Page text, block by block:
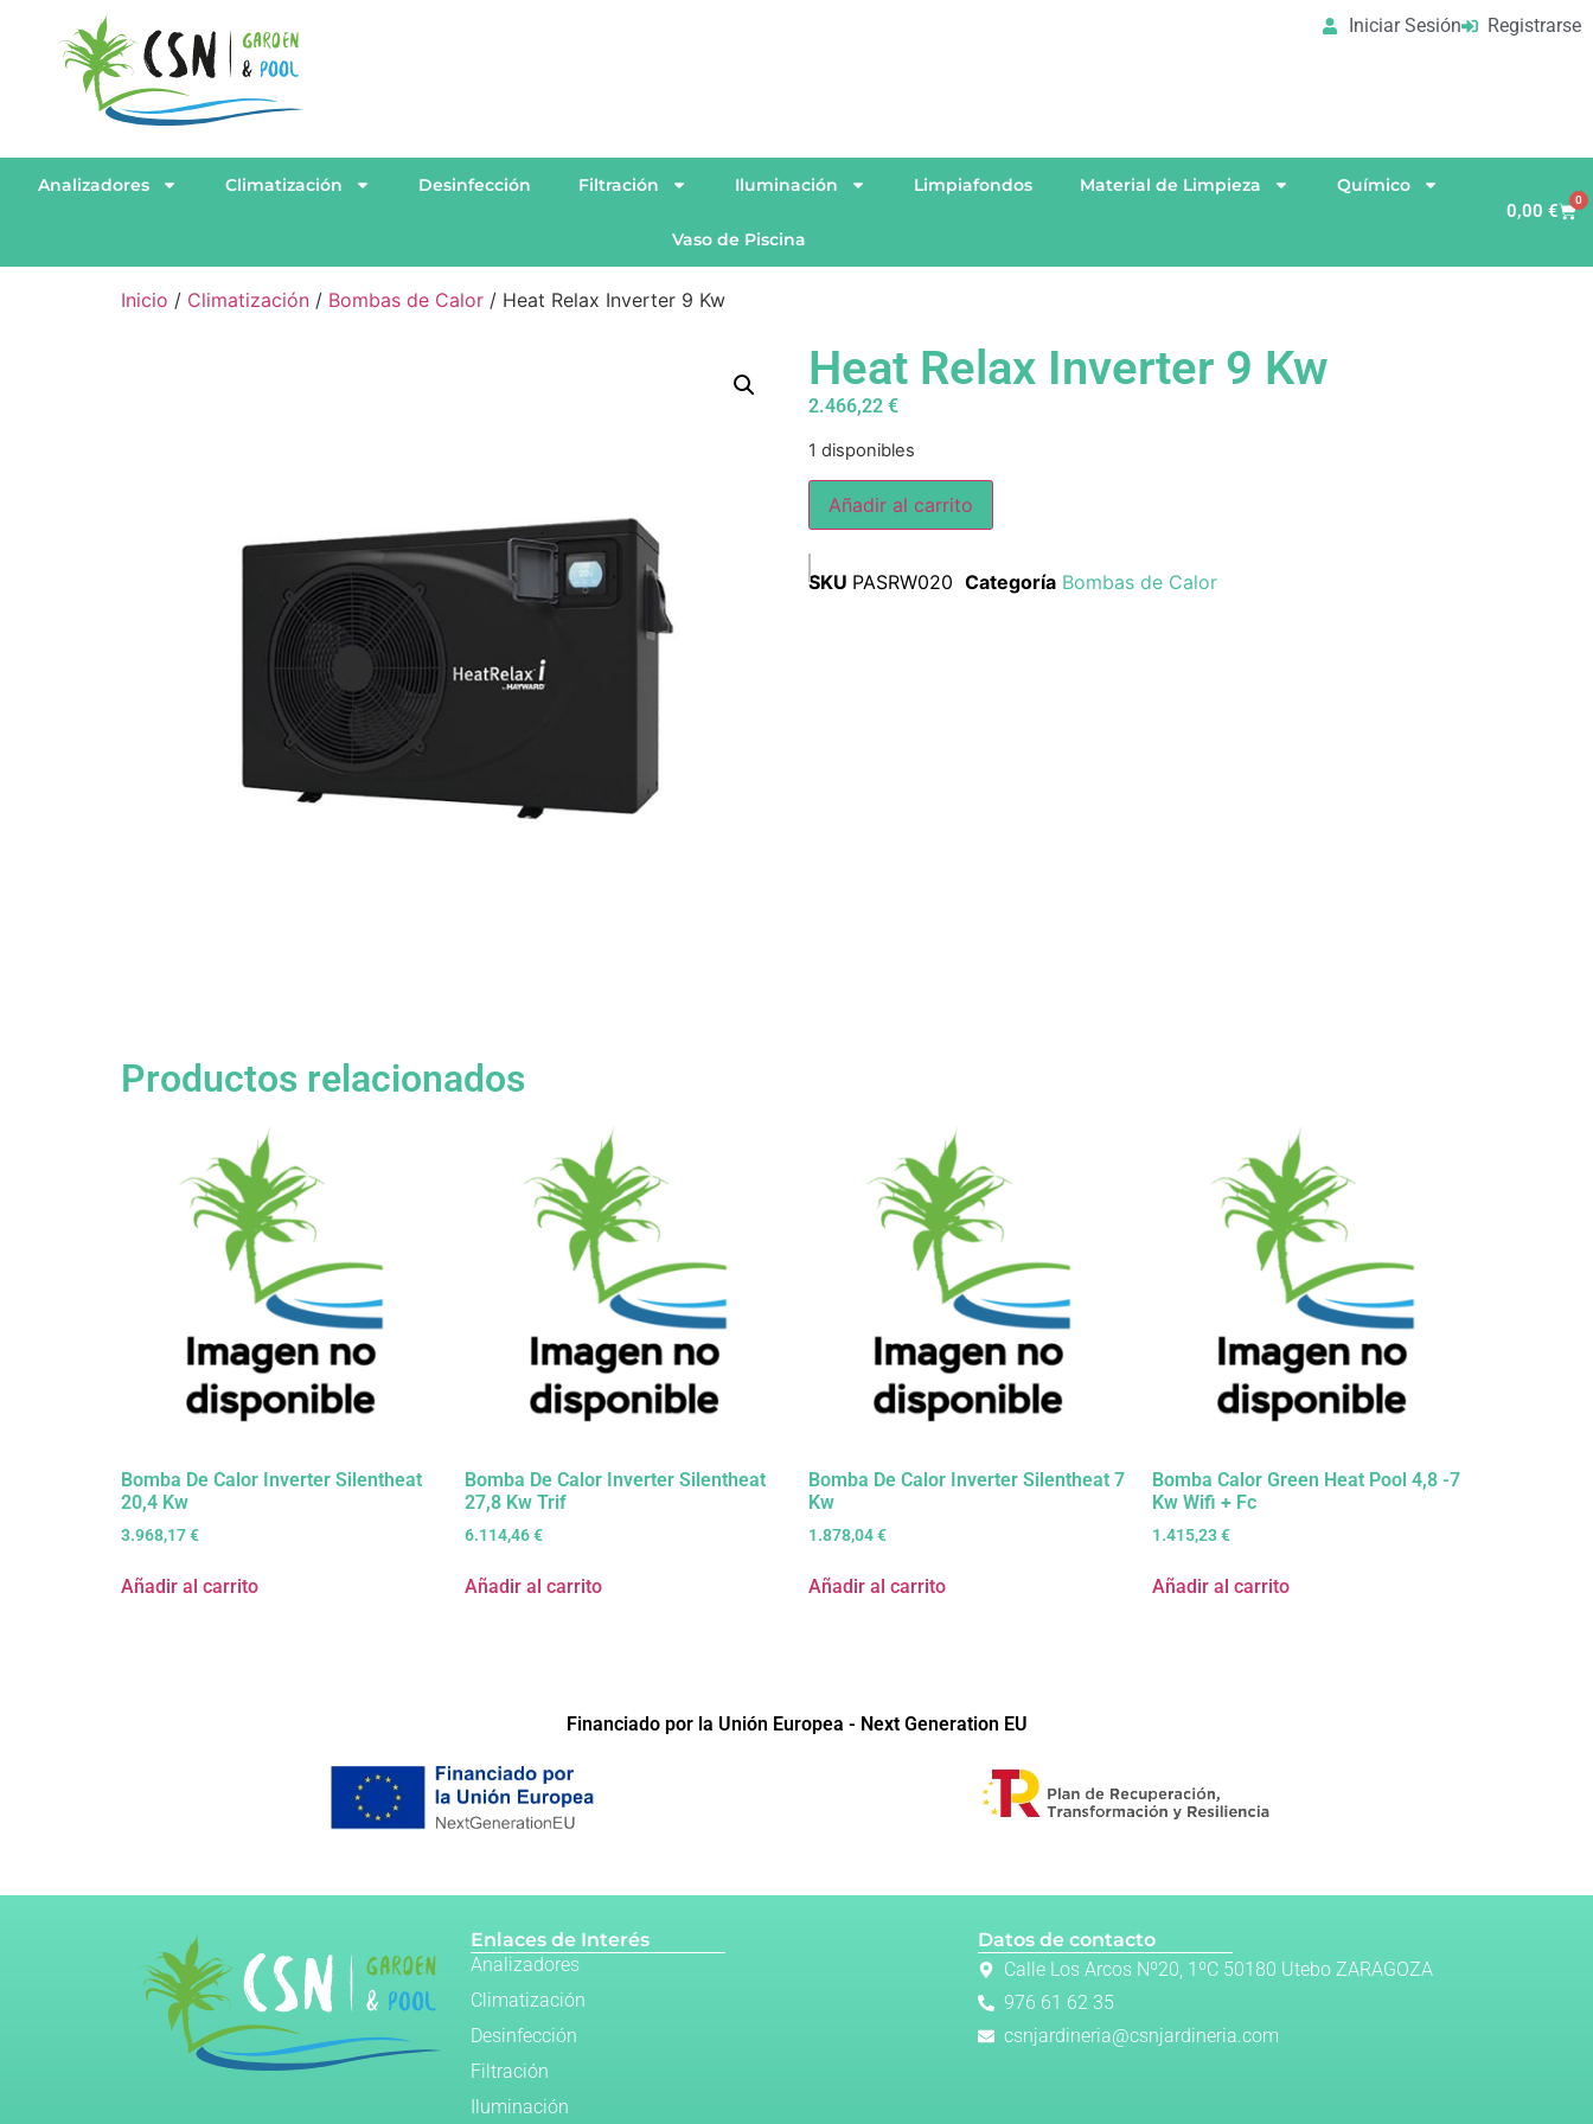
Iniciar Sesión Registrarse
Analizadores Climatización Desinfección Filtración Iluminación Limpiafondos Material de Limpieza Químico
Vaso de Piscina
0,00 €
0
Inicio / Climatización / Bombas de Calor / Heat Relax Inverter 9 Kw
Heat Relax Inverter 9 Kw
2.466,22 €
1 disponibles
Añadir al carrito
SKU PASRW020 Categoría Bombas de Calor
Productos relacionados
Bomba De Calor Inverter Silentheat
20,4 Kw
3.968,17€
Añadir al carrito
Bomba De Calor Inverter Silentheat
27,8 Kw Trif
6.114,46€
Añadir al carrito
Bomba De Calor Inverter Silentheat 7
Kw
1.878,04€
Añadir al carrito
Bomba Calor Green Heat Pool 4,8 -7
Kw Wifi + Fc
1.415,23€
Añadir al carrito
Financiado por la Unión Europea - Next Generation EU
Enlaces de Interés
Analizadores
Climatización
Desinfección
Filtración
Iluminación
Datos de contacto
Calle Los Arcos Nº20, 1ºC 50180 Utebo ZARAGOZA
976 61 62 35
csnjardineria@csnjardineria.com